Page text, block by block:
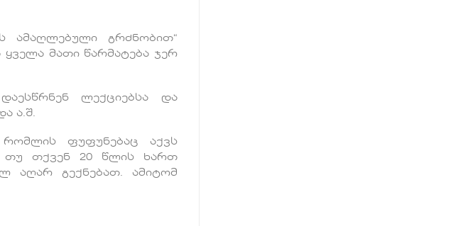
ამაღლებული გრძნობით“
მათი წარმატება ჯერ
ლექციებსა და
ა.შ.
ფუფუნებაც აქვს
თუ თქვენ 20 წლის ხართ
აღარ გექნებათ. ამიტომ